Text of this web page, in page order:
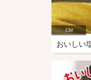
CM
おいしい